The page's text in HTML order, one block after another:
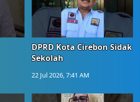
DPRD Kota Cirebon Sidak
Sekolah
22 Jul 2026, 7:41 AM